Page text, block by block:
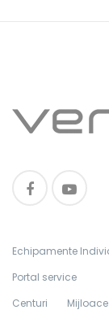
Echipamente
Portal service
Centuri